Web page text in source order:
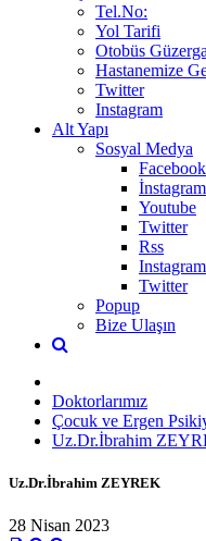
Tel.No:
Yol Tarifi
Otobüs
Hastanemize
Twitter
Instagram
Alt Yapı
Sosyal Medya
Facebook
İnstagram
Youtube
Twitter
Rss
Instagram
Twitter
Popup
Bize Ulaşın
Doktorlarımız
Çocuk ve Ergen
Uz.Dr.İbrahim
Uz.Dr.İbrahim ZEYREK
28 Nisan 2023